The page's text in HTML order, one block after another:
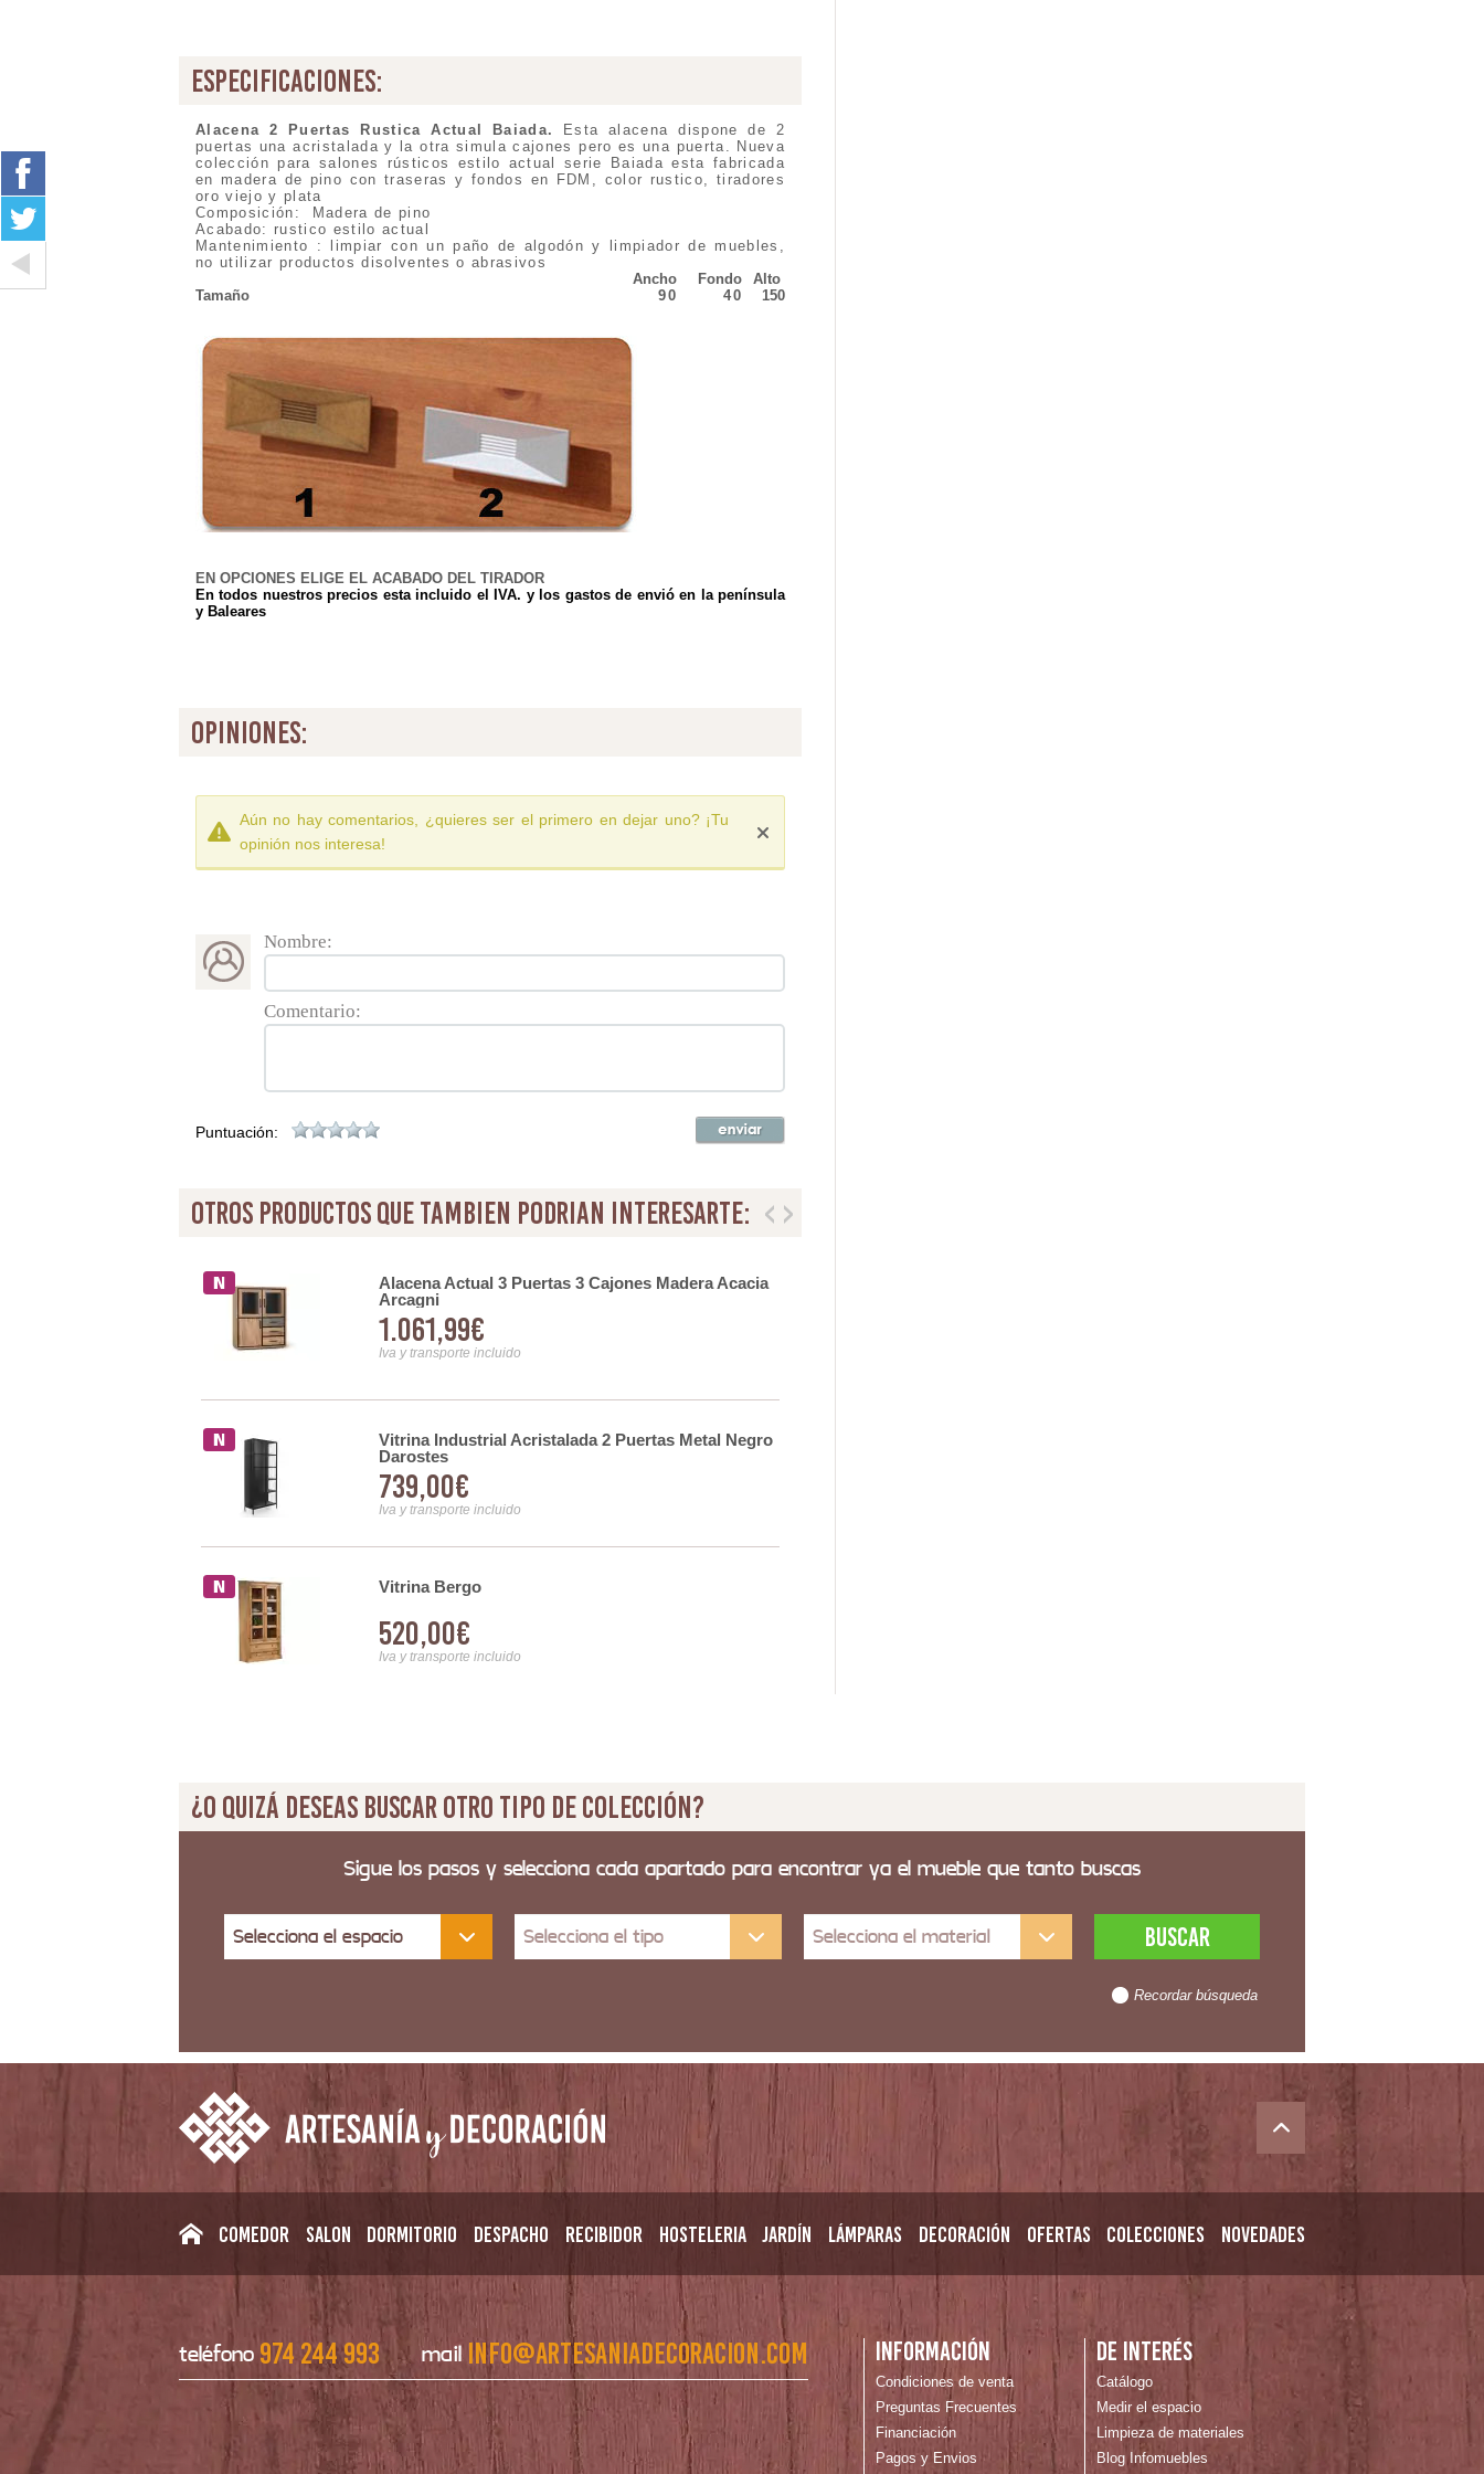
especificaciones:
Alacena 2 Puertas Rustica Actual Baiada.
Esta alacena dispone de 2
puertas una acristalada y la otra simula cajones pero es una puerta. Nueva
colección para salones rústicos estilo actual serie Baiada esta fabricada
en madera de pino con traseras y fondos en FDM, color rustico, tiradores
oro viejo y plata
Composición: Madera de pino
Acabado: rustico estilo actual
Mantenimiento : limpiar con un paño de algodón y limpiador de muebles,
no utilizar productos disolventes o abrasivos
Ancho
Fondo
Alto
Tamaño
90 40 150
EN OPCIONES ELIGE EL ACABADO DEL TIRADOR
En todos nuestros precios esta incluido el IVA. y los gastos de envióen la península
y Baleares
opiniones:
Aún no hay comentarios, ¿quieres ser el primero en dejar uno? ¡Tu
opinión nos interesa!
Nombre:
Comentario:
Puntuación:
otros productos que tambien podrian interesarte:
Alacena Actual 3 Puertas 3 Cajones Madera Acacia
Arcagni
1.061,99€
Iva y transporte incluido
Vitrina Industrial Acristalada 2 Puertas Metal Negro
Darostes
739,00€
Iva y transporte incluido
Vitrina Bergo
520,00€
Iva y transporte incluido
¿O quizá deseas buscar otro tipo de colección?
Sigue los pasos y selecciona cada apartado para encontrar ya el mueble que tanto buscas
Selecciona el espacio Selecciona el tipo Selecciona el material
Recordar búsqueda
Comedor Salon Dormitorio Despacho Recibidor Hosteleria Jardín Lámparas Decoración Ofertas Colecciones Novedades
teléfono974 244 993 mail info@artesaniadecoracion.com Información
Condiciones de venta
Preguntas Frecuentes
Financiación
Pagos y Envios
De interés
Catálogo
Medir el espacio
Limpieza de materiales
Blog Infomuebles